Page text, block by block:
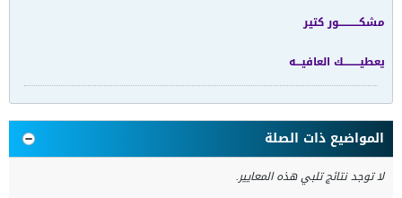
مشكـــــــــــور كتير
يعطيـــــــــك العافيـــه
المواضيع ذات الصلة
لا توجد نتائج تلبي هذه المعايير.